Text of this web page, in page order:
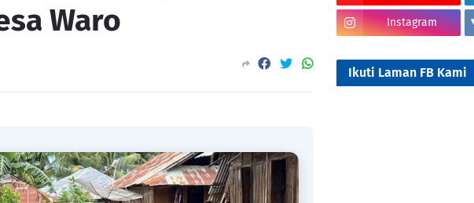
Waro
Instagram
Ikuti Laman FB Kami